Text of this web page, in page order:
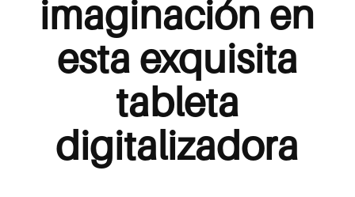
imaginación en
esta exquisita
tableta
digitalizadora